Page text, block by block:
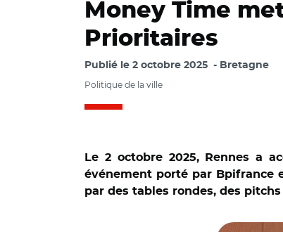
Money Time
Prioritaires
Publié le 2 octobre 2025 Bretagne
Politique de la ville
Le 2 octobre 2025, Rennes a
événement porté par Bpifrance
par des tables rondes, des